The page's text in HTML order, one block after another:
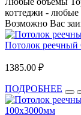
коттеджи - любые
Возможно Вас
Потолок реечный
1385.00 ₽
ПОДРОБНЕЕ